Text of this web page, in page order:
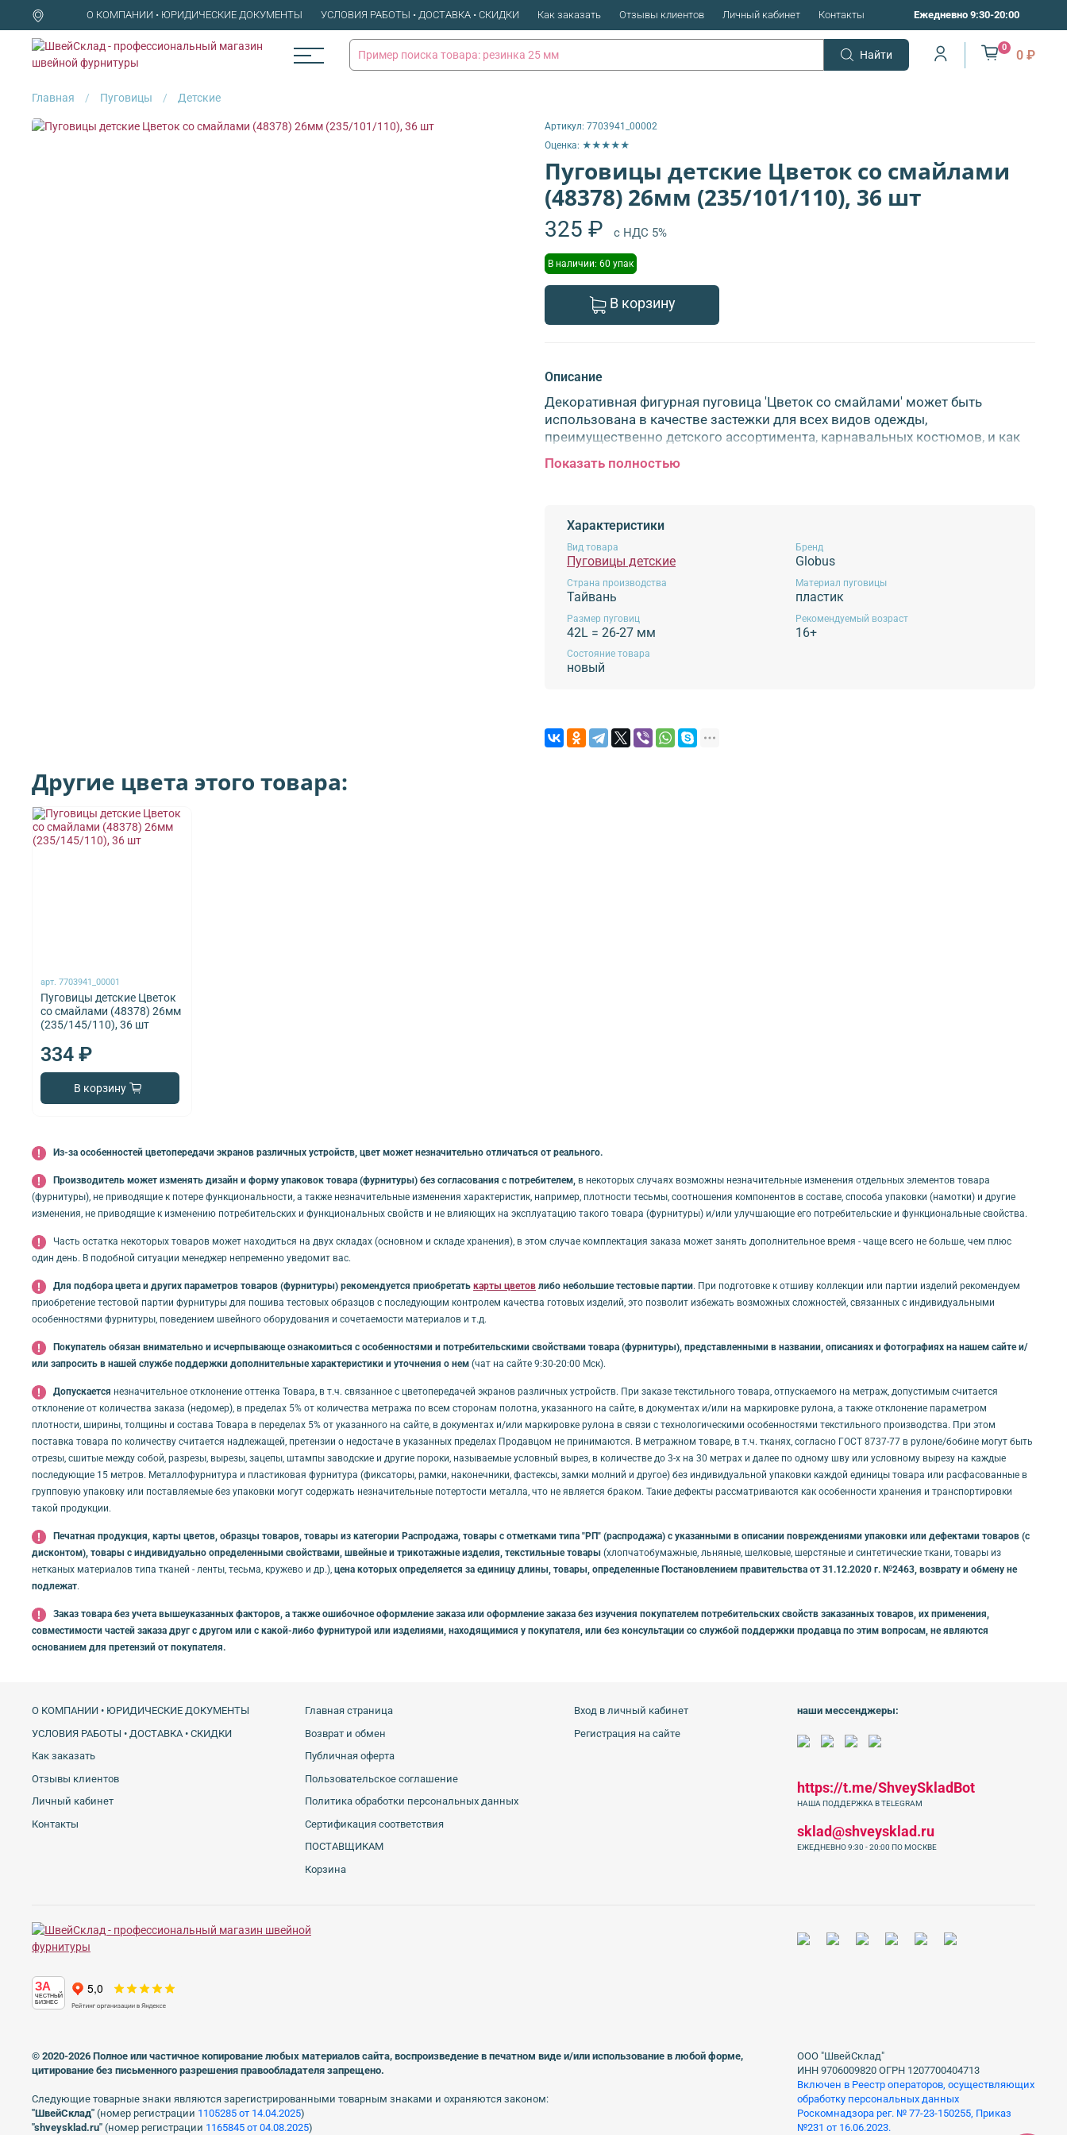
О КОМПАНИИ • ЮРИДИЧЕСКИЕ ДОКУМЕНТЫ УСЛОВИЯ РАБОТЫ • ДОСТАВКА • СКИДКИ Как заказать Отзывы клиентов Личный кабинет Контакты Ежедневно 9:30-20:00
Найти
0
0 ₽
Главная Пуговицы Детские
Артикул: 7703941_00002
Оценка: ★★★★★
Пуговицы детские Цветок со смайлами
(48378) 26мм (235/101/110), 36 шт
325 ₽ с НДС 5%
В наличии: 60 упак
В корзину
Описание
Декоративная фигурная пуговица 'Цветок со смайлами' может быть
использована в качестве застежки для всех видов одежды,
преимущественно детского ассортимента, карнавальных костюмов, и как
элемент декора одежды и различных аксессуаров. Новая декоративная
пуговица, это не только возможность обновления гардероба, но и
работ в технике скрапбукинг, создании декоративных панно, картин и т.д.
Пуговица выполнена из высококачественного пластика на ножке.
Создавайте свои уникальные изделия используя наши чудесные пуговицы.
Размер: диаметр 26 мм. Тип крепления: на ножке. Тип пуговиц: детская.
Цвета: в ассортименте.
Обязательной сертификации не подлежит!
Показать полностью
Характеристики
Вид товара
Пуговицы детские
Бренд
Globus
Страна производства
Тайвань
Материал пуговицы
пластик
Размер пуговиц
42L = 26-27 мм
Рекомендуемый возраст
16+
Состояние товара
новый
Другие цвета этого товара:
арт.7703941_00001
Пуговицы детские Цветок
со смайлами (48378) 26мм
(235/145/110), 36 шт
334 ₽
В корзину
Из-за особенностей цветопередачи экранов различных устройств, цвет может незначительно отличаться от реального.
Производитель может изменять дизайн и форму упаковок товара (фурнитуры) без согласования с потребителем, в некоторых случаях возможны незначительные изменения отдельных элементов товара
(фурнитуры), не приводящие к потере функциональности, а также незначительные изменения характеристик, например, плотности тесьмы, соотношения компонентов в составе, способа упаковки (намотки) и другие
изменения, не приводящие к изменению потребительских и функциональных свойств и не влияющих на эксплуатацию такого товара (фурнитуры) и/или улучшающие его потребительские и функциональные свойства.
Часть остатка некоторых товаров может находиться на двух складах (основном и складе хранения), в этом случае комплектация заказа может занять дополнительное время - чаще всего не больше, чем плюс
один день. В подобной ситуации менеджер непременно уведомит вас.
Для подбора цвета и других параметров товаров (фурнитуры) рекомендуется приобретать карты цветов либо небольшие тестовые партии. При подготовке к отшиву коллекции или партии изделий рекомендуем
приобретение тестовой партии фурнитуры для пошива тестовых образцов с последующим контролем качества готовых изделий, это позволит избежать возможных сложностей, связанных с индивидуальными
особенностями фурнитуры, поведением швейного оборудования и сочетаемости материалов и т.д.
Покупатель обязан внимательно и исчерпывающе ознакомиться с особенностями и потребительскими свойствами товара (фурнитуры), представленными в названии, описаниях и фотографиях на нашем сайте и/
или запросить в нашей службе поддержки дополнительные характеристики и уточнения о нем (чат на сайте 9:30-20:00 Мск).
Допускается незначительное отклонение оттенка Товара, в т.ч. связанное с цветопередачей экранов различных устройств. При заказе текстильного товара, отпускаемого на метраж, допустимым считается
отклонение от количества заказа (недомер), в пределах 5% от количества метража по всем сторонам полотна, указанного на сайте, в документах и/или на маркировке рулона, а также отклонение параметром
плотности, ширины, толщины и состава Товара в переделах 5% от указанного на сайте, в документах и/или маркировке рулона в связи с технологическими особенностями текстильного производства. При этом
поставка товара по количеству считается надлежащей, претензии о недостаче в указанных пределах Продавцом не принимаются. В метражном товаре, в т.ч. тканях, согласно ГОСТ 8737-77 в рулоне/бобине могут быть
отрезы, сшитые между собой, разрезы, вырезы, зацепы, штампы заводские и другие пороки, называемые условный вырез, в количестве до 3-х на 30 метрах и далее по одному шву или условному вырезу на каждые
последующие 15 метров. Металлофурнитура и пластиковая фурнитура (фиксаторы, рамки, наконечники, фастексы, замки молний и другое) без индивидуальной упаковки каждой единицы товара или расфасованные в
групповую упаковку или поставляемые без упаковки могут содержать незначительные потертости металла, что не является браком. Такие дефекты рассматриваются как особенности хранения и транспортировки
такой продукции.
Печатная продукция, карты цветов, образцы товаров, товары из категории Распродажа, товары с отметками типа "РП" (распродажа) с указанными в описании повреждениями упаковки или дефектами товаров (с
дисконтом), товары с индивидуально определенными свойствами, швейные и трикотажные изделия, текстильные товары (хлопчатобумажные, льняные, шелковые, шерстяные и синтетические ткани, товары из
нетканых материалов типа тканей - ленты, тесьма, кружево и др.), цена которых определяется за единицу длины, товары, определенные Постановлением правительства от 31.12.2020 г. №2463, возврату и обмену не
подлежат.
Заказ товара без учета вышеуказанных факторов, а также ошибочное оформление заказа или оформление заказа без изучения покупателем потребительских свойств заказанных товаров, их применения,
совместимости частей заказа друг с другом или с какой-либо фурнитурой или изделиями, находящимися у покупателя, или без консультации со службой поддержки продавца по этим вопросам, не являются
основанием для претензий от покупателя.
О КОМПАНИИ • ЮРИДИЧЕСКИЕ ДОКУМЕНТЫ
УСЛОВИЯ РАБОТЫ • ДОСТАВКА • СКИДКИ
Как заказать
Отзывы клиентов
Личный кабинет
Контакты
Главная страница
Возврат и обмен
Публичная оферта
Пользовательское соглашение
Политика обработки персональных данных
Сертификация соответствия
ПОСТАВЩИКАМ
Корзина
Вход в личный кабинет
Регистрация на сайте
наши мессенджеры:
https://t.me/ShveySkladBot
НАША ПОДДЕРЖКА В TELEGRAM
sklad@shveysklad.ru
ЕЖЕДНЕВНО 9:30 - 20:00 ПО МОСКВЕ
ЗА
ЧЕСТНЫЙ
БИЗНЕС
© 2020-2026 Полное или частичное копирование любых материалов сайта, воспроизведение в печатном виде и/или использование в любой форме,
цитирование без письменного разрешения правообладателя запрещено.
Следующие товарные знаки являются зарегистрированными товарным знаками и охраняются законом:
"ШвейСклад" (номер регистрации 1105285 от 14.04.2025)
"shveуsklad.ru" (номер регистрации 1165845 от 04.08.2025)
ООО "ШвейСклад"
ИНН 9706009820 ОГРН 1207700404713
Включен в Реестр операторов, осуществляющих
обработку персональных данных
Роскомнадзора рег. № 77-23-150255, Приказ
№231 от 16.06.2023.